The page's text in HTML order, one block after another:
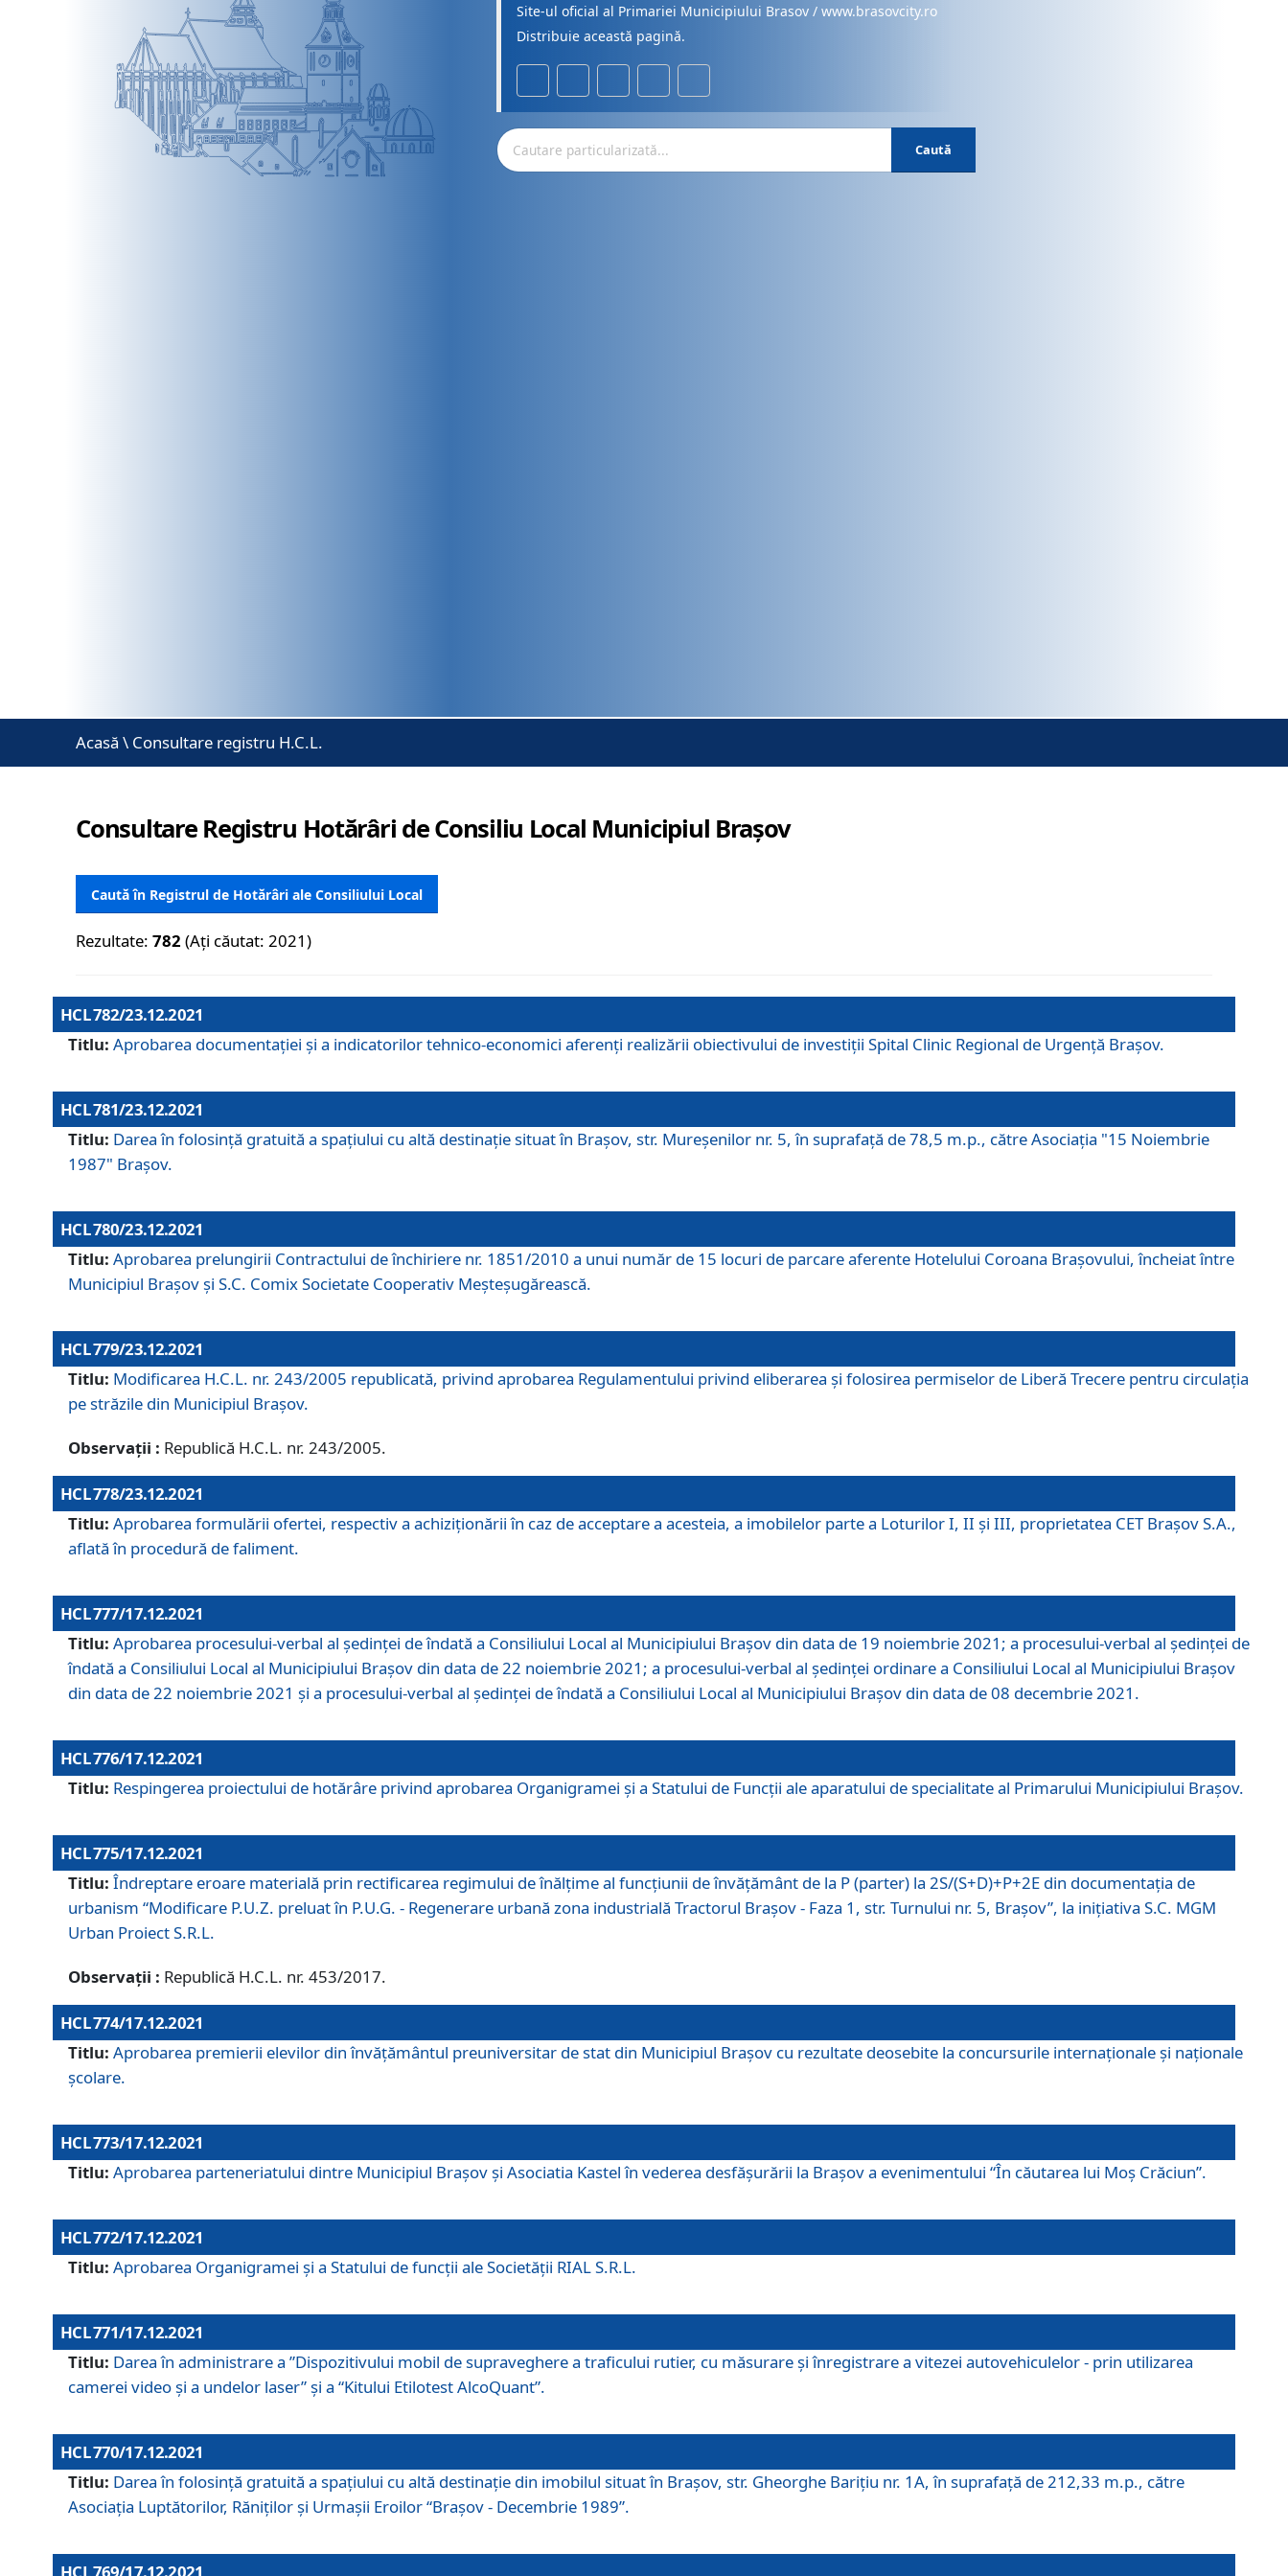
Site-ul oficial al Primariei Municipiului Brasov / www.brasovcity.ro
Distribuie această pagină.
Caută
Acasă \ Consultare registru H.C.L.
Consultare Registru Hotărâri de Consiliu Local Municipiul Brașov
Caută în Registrul de Hotărâri ale Consiliului Local
Rezultate:782 (Ați căutat: 2021)
HCL 782/23.12.2021
Titlu: Aprobarea documentației și a indicatorilor tehnico-economici aferenți realizării obiectivului de investiții Spital Clinic Regional de Urgență Brașov.
HCL 781/23.12.2021
Titlu: Darea în folosinţă gratuită a spaţiului cu altă destinaţie situat în Braşov, str. Mureşenilor nr. 5, în suprafaţă de 78,5 m.p., către Asociaţia "15 Noiembrie
1987" Braşov.
HCL 780/23.12.2021
Titlu: Aprobarea prelungirii Contractului de închiriere nr. 1851/2010 a unui număr de 15 locuri de parcare aferente Hotelului Coroana Brașovului, încheiat între
Municipiul Braşov şi S.C. Comix Societate Cooperativ Meșteșugărească.
HCL 779/23.12.2021
Titlu: Modificarea H.C.L. nr. 243/2005 republicată, privind aprobarea Regulamentului privind eliberarea şi folosirea permiselor de Liberă Trecere pentru circulația
pe străzile din Municipiul Braşov.
Observații : Republică H.C.L. nr. 243/2005.
HCL 778/23.12.2021
Titlu: Aprobarea formulării ofertei, respectiv a achiziționării în caz de acceptare a acesteia, a imobilelor parte a Loturilor I, II și III, proprietatea CET Brașov S.A.,
aflată în procedură de faliment.
HCL 777/17.12.2021
Titlu: Aprobarea procesului-verbal al şedinţei de îndată a Consiliului Local al Municipiului Braşov din data de 19 noiembrie 2021; a procesului-verbal al şedinţei de
îndată a Consiliului Local al Municipiului Braşov din data de 22 noiembrie 2021; a procesului-verbal al şedinţei ordinare a Consiliului Local al Municipiului Braşov
din data de 22 noiembrie 2021 și a procesului-verbal al şedinţei de îndată a Consiliului Local al Municipiului Braşov din data de 08 decembrie 2021.
HCL 776/17.12.2021
Titlu: Respingerea proiectului de hotărâre privind aprobarea Organigramei şi a Statului de Funcţii ale aparatului de specialitate al Primarului Municipiului Braşov.
HCL 775/17.12.2021
Titlu: Îndreptare eroare materială prin rectificarea regimului de înălţime al funcţiunii de învăţământ de la P (parter) la 2S/(S+D)+P+2E din documentaţia de
urbanism “Modificare P.U.Z. preluat în P.U.G. - Regenerare urbană zona industrială Tractorul Braşov - Faza 1, str. Turnului nr. 5, Braşov”, la iniţiativa S.C. MGM
Urban Proiect S.R.L.
Observații : Republică H.C.L. nr. 453/2017.
HCL 774/17.12.2021
Titlu: Aprobarea premierii elevilor din învățământul preuniversitar de stat din Municipiul Brașov cu rezultate deosebite la concursurile internaționale și naționale
școlare.
HCL 773/17.12.2021
Titlu: Aprobarea parteneriatului dintre Municipiul Brașov și Asociatia Kastel în vederea desfăşurării la Brașov a evenimentului “În căutarea lui Moș Crăciun”.
HCL 772/17.12.2021
Titlu: Aprobarea Organigramei şi a Statului de funcţii ale Societăţii RIAL S.R.L.
HCL 771/17.12.2021
Titlu: Darea în administrare a ”Dispozitivului mobil de supraveghere a traficului rutier, cu măsurare și înregistrare a vitezei autovehiculelor - prin utilizarea
camerei video și a undelor laser” și a “Kitului Etilotest AlcoQuant”.
HCL 770/17.12.2021
Titlu: Darea în folosinţă gratuită a spaţiului cu altă destinaţie din imobilul situat în Braşov, str. Gheorghe Bariţiu nr. 1A, în suprafaţă de 212,33 m.p., către
Asociaţia Luptătorilor, Răniţilor şi Urmaşii Eroilor “Braşov - Decembrie 1989”.